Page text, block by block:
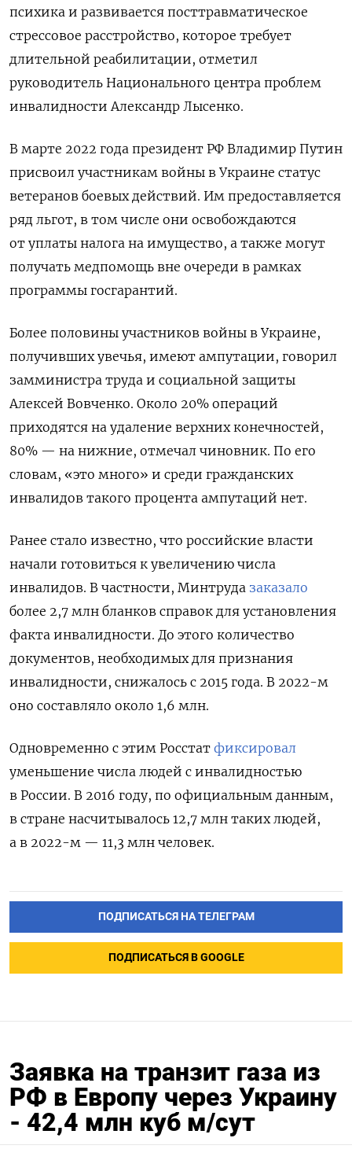
психика и развивается посттравматическое
стрессовое расстройство, которое требует
длительной реабилитации, отметил
руководитель Национального центра проблем
инвалидности Александр Лысенко.
В марте 2022 года президент РФ Владимир Путин
присвоил участникам войны в Украине статус
ветеранов боевых действий. Им предоставляется
ряд льгот, в том числе они освобождаются
от уплаты налога на имущество, а также могут
получать медпомощь вне очереди в рамках
программы госгарантий.
Более половины участников войны в Украине,
получивших увечья, имеют ампутации, говорил
замминистра труда и социальной защиты
Алексей Вовченко. Около 20% операций
приходятся на удаление верхних конечностей,
80% — на нижние, отмечал чиновник. По его
словам, «это много» и среди гражданских
инвалидов такого процента ампутаций нет.
Ранее стало известно, что российские власти
начали готовиться к увеличению числа
инвалидов. В частности, Минтруда заказало
более 2,7 млн бланков справок для установления
факта инвалидности. До этого количество
документов, необходимых для признания
инвалидности, снижалось с 2015 года. В 2022-м
оно составляло около 1,6 млн.
Одновременно с этим Росстат фиксировал
уменьшение числа людей с инвалидностью
в России. В 2016 году, по официальным данным,
в стране насчитывалось 12,7 млн таких людей,
а в 2022-м — 11,3 млн человек.
ПОДПИСАТЬСЯ НА ТЕЛЕГРАМ
ПОДПИСАТЬСЯ В GOOGLE
Заявка на транзит газа из
РФ в Европу через Украину
- 42,4 млн куб м/сут